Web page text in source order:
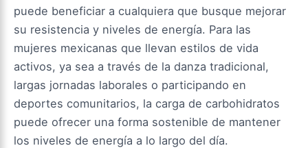
puede beneficiar a cualquiera que busque mejorar
su resistencia y niveles de energía. Para las
mujeres mexicanas que llevan estilos de vida
activos, ya sea a través de la danza tradicional,
largas jornadas laborales o participando en
deportes comunitarios, la carga de carbohidratos
puede ofrecer una forma sostenible de mantener
los niveles de energía a lo largo del día.